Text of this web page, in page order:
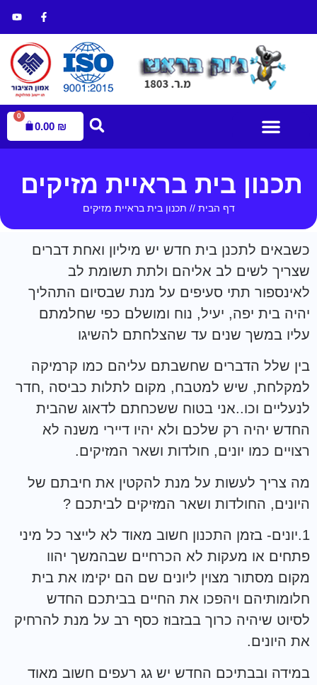
0.00 ₪
0
תכנון בית בראיית מזיקים
דף הבית // תכנון בית בראיית מזיקים
כשבאים לתכנן בית חדש יש מיליון ואחת דברים
שצריך לשים לב אליהם ולתת תשומת לב
לאינספור תתי סעיפים על מנת שבסיום התהליך
יהיה בית יפה, יעיל, נוח ומושלם כפי שחלמתם
עליו במשך שנים עד שהצלחתם להשיגו
בין שלל הדברים שחשבתם עליהם כמו קרמיקה
למקלחת, שיש למטבח, מקום לתלות כביסה ,חדר
לנעליים וכו..אני בטוח ששכחתם לדאוג שהבית
החדש יהיה רק שלכם ולא יהיו דיירי משנה לא
רצויים כמו יונים, חולדות ושאר המזיקים.
מה צריך לעשות על מנת להקטין את חיבתם של
היונים, החולדות ושאר המזיקים לביתכם ?
1.יונים- בזמן התכנון חשוב מאוד לא לייצר כל מיני
פתחים או מעקות לא הכרחיים שבהמשך יהוו
מקום מסתור מצוין ליונים שם הם יקימו את בית
חלומותיהם ויהפכו את החיים בביתכם החדש
לסיוט שיהיה כרוך בבזבוז כסף רב על מנת להרחיק
את היונים.
במידה ובבתיכם החדש יש גג רעפים חשוב מאוד